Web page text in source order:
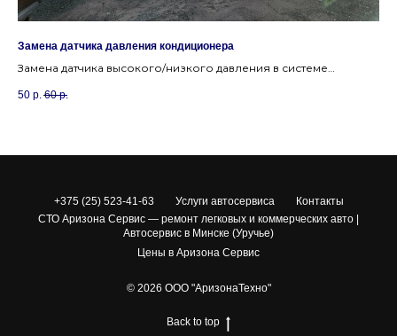
Замена датчика давления кондиционера
Замена датчика высокого/низкого давления в системе
50 р. 60 р.
+375 (25) 523-41-63 Услуги автосервиса
Контакты
СТО Аризона Сервис — ремонт легковых и коммерческих авто |
Автосервис в Минске (Уручье)
Цены в Аризона Сервис
© 2026 ООО "АризонаТехно"
Back to top